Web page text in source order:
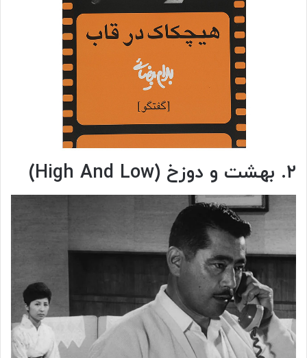
۲. بهشت و دوزخ (High And Low)